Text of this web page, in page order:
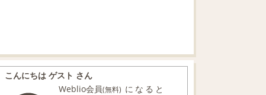
こんにちは ゲスト さん
Weblio会員(無料) になると